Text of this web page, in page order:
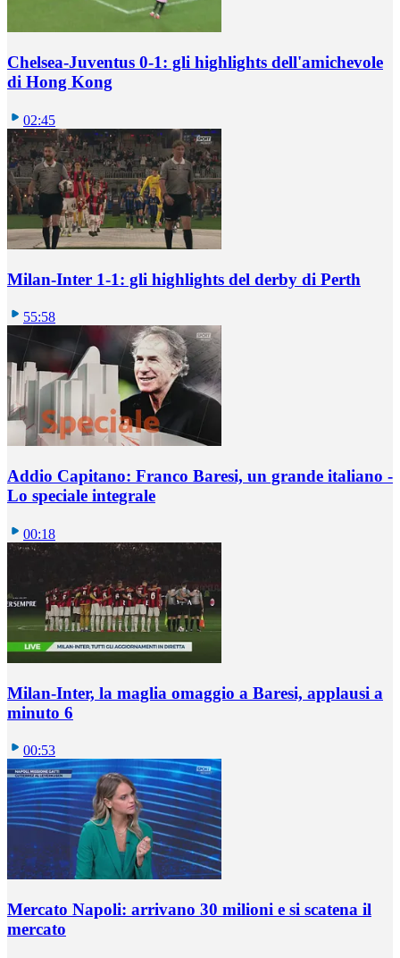
Chelsea-Juventus 0-1: gli highlights dell'amichevole
di Hong Kong
02:45
Milan-Inter 1-1: gli highlights del derby di Perth
55:58
Addio Capitano: Franco Baresi, un grande italiano -
Lo speciale integrale
00:18
Milan-Inter, la maglia omaggio a Baresi, applausi a
minuto 6
00:53
Mercato Napoli: arrivano 30 milioni e si scatena il
mercato